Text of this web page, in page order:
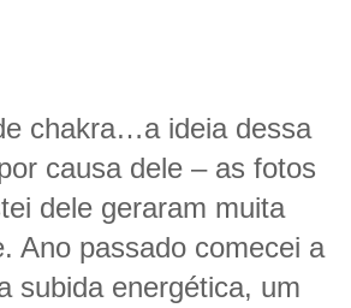
chakra…a ideia dessa
causa dele – as fotos
dele geraram muita
Ano passado comecei a
subida energética, um